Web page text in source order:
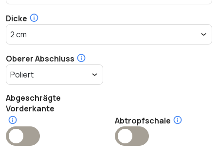
Dicke
Oberer Abschluss
Abgeschrägte
Vorderkante
Abtropfschale